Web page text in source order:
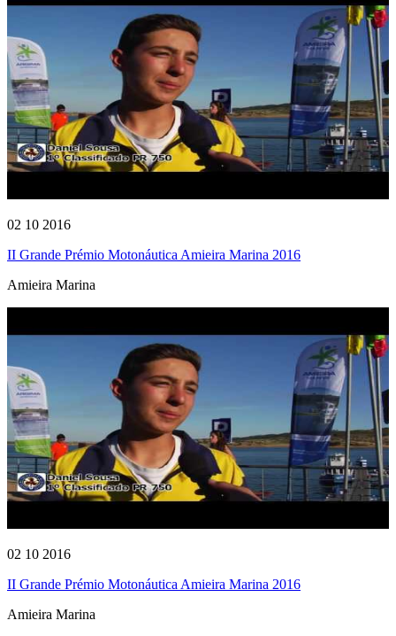
02 10 2016
II Grande Prémio Motonáutica Amieira Marina 2016
Amieira Marina
02 10 2016
II Grande Prémio Motonáutica Amieira Marina 2016
Amieira Marina